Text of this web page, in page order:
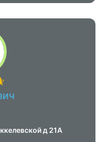
д 21А